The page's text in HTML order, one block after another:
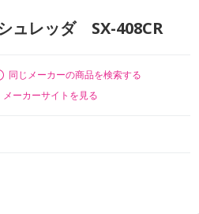
ュレッダ SX-408CR
同じメーカーの商品を検索する
メーカーサイトを見る